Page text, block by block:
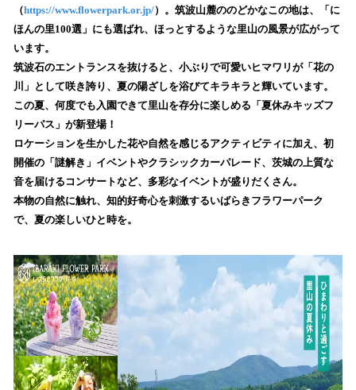
数
を
読
み
込
み
中
で
す
（https://www.flowerpark.or.jp/）。筑波山麓ののどかなこの地は、「に
ほんの里100選」にも選ばれ、ほっとするような里山の風景が広がって
います。
筑波石のエントランスを抜けると、小ぶりで可愛いヒマワリが「花の
川」として咲き誇り、夏の陽ざしを浴びてキラキラと輝いています。
この夏、何度でも入園できて里山を存分に楽しめる「夏休みキッズフ
リーパス」が新登場！
ロケーションを生かした花や自然を感じるアクティビティに加え、初
開催の「謎解き」イベントやクラシックカーパレード、茨城の上質な
音を届けるコンサートなど、多彩なイベントが盛りだくさん。
本物の自然に触れ、知的好奇心を刺激するいばらきフラワーパーク
で、夏の楽しいひと時を。